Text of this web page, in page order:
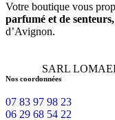
Votre boutique vous
parfumé et de senteurs,
d’Avignon.
SARL
Nos coordonnées
07 83 97 98 23
06 29 68 54 22